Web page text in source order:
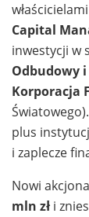
Capital
inwestycji w
Odbudowy
Korporacja
plus
i zaplecze
Nowi
mln zł i